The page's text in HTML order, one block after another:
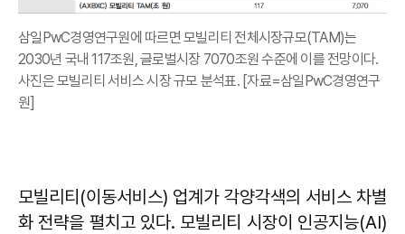
삼일PwC경영연구원에 따르면 모빌리티 전체시장규모(TAM)는
2030년 국내 117조원, 글로벌시장 7070조원 수준에 이를 전망이다.
사진은 모빌리티 서비스 시장 규모 분석표. [자료=삼일PwC경영연구
원]
모빌리티(이동서비스) 업계가 각양각색의 서비스 차별
화 전략을 펼치고 있다. 모빌리티 시장이 인공지능(AI)